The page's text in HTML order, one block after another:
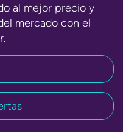
al mejor precio y
mercado con el